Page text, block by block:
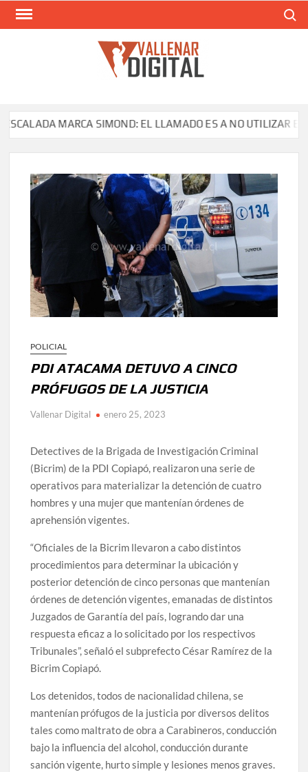
Saltar
MARCA SIMOND: EL LLAMADO ES A NO UTILIZAR EL
POLICIAL
PDI ATACAMA DETUVO A CINCO
PRÓFUGOS DE LA JUSTICIA
Vallenar Digital enero 25, 2023
Detectives de la Brigada de Investigación Criminal
(Bicrim) de la PDI Copiapó, realizaron una serie de
operativos para materializar la detención de cuatro
hombres y una mujer que mantenían órdenes de
aprehensión vigentes.
“Oficiales de la Bicrim llevaron a cabo distintos
procedimientos para determinar la ubicación y
posterior detención de cinco personas que mantenían
órdenes de detención vigentes, emanadas de distintos
Juzgados de Garantía del país, logrando dar una
respuesta eficaz a lo solicitado por los respectivos
Tribunales”, señaló el subprefecto César Ramírez de la
Bicrim Copiapó.
Los detenidos, todos de nacionalidad chilena, se
mantenían prófugos de la justicia por diversos delitos
tales como maltrato de obra a Carabineros, conducción
bajo la influencia del alcohol, conducción durante
sanción vigente, hurto simple y lesiones menos graves.